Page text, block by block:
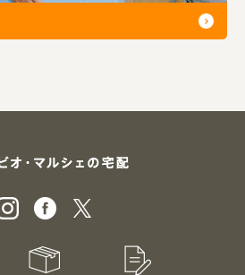
宅配サービス紹介 有機野菜のお試しセット